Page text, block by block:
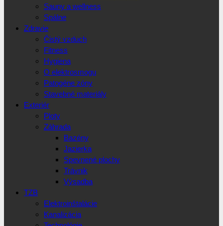
Sauny a wellness
Spálne
Zdravie
Čistý vzduch
Fitness
Hygiena
O elektrosmogu
Patogéne zóny
Stavebné materiály
Exteriér
Ploty
Záhrada
Bazény
Jazierka
Spevnené plochy
Trávnik
Výsadba
TZB
Elektroinštalácie
Kanalizácia